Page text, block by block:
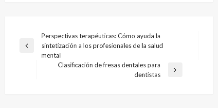
Navegación
de
Entrada
anterior
Perspectivas terapéuticas: Cómo ayuda la
sintetización a los profesionales de la salud
mental
Clasificación de fresas dentales para
dentistas